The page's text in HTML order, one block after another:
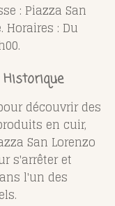
: Piazza San
Horaires : Du
découvrir des
en cuir,
San Lorenzo
s'arrêter et
l'un des